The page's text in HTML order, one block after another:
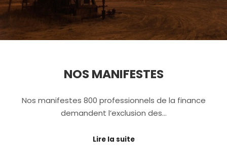
NOS MANIFESTES
Nos manifestes 800 professionnels de la finance
demandent l’exclusion des…
Lire la suite